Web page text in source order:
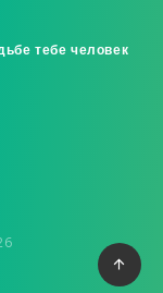
тебе человек